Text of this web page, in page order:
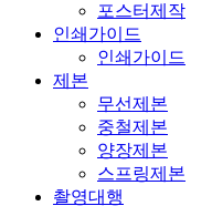
포스터제작
인쇄가이드
인쇄가이드
제본
무선제본
중철제본
양장제본
스프링제본
촬영대행